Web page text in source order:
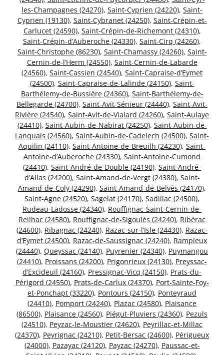
les-Champagnes (24270), Saint-Cyprien (24220), Saint-
Cyprien (19130), Saint-Cybranet (24250), Saint-Crépin-et-
Carlucet (24590), Saint-Crépin-de-Richemont (24310),
Saint-Crépin-d’Auberoche (24330), Saint-Cirq (24260),
Saint-Christophe (86230), Saint-Chamassy (24260), Saint-
Cernin-de-l’Herm (24550), Saint-Cernin-de-Labarde
(24560), Saint-Cassien (24540), Saint-Capraise-d’Eymet
(24500), Saint-Capraise-de-Lalinde (24150), Saint-
Barthélemy-de-Bussière (24360), Saint-Barthélemy-de-
Bellegarde (24700), Saint-Avit-Sénieur (24440), Saint-Avit-
Rivière (24540), Saint-Avit-de-Vialard (24260), Saint-Aulaye
(24410), Saint-Aubin-de-Nabirat (24250), Saint-Aubin-de-
Lanquais (24560), Saint-Aubin-de-Cadelech (24500), Saint-
Aquilin (24110), Saint-Antoine-de-Breuilh (24230), Saint-
Antoine-d’Auberoche (24330), Saint-Antoine-Cumond
(24410), Saint-André-de-Double (24190), Saint-André-
d’Allas (24200), Saint-Amand-de-Vergt (24380), Saint-
Amand-de-Coly (24290), Saint-Amand-de-Belvès (24170),
Saint-Agne (24520), Sagelat (24170), Sadillac (24500),
Rudeau-Ladosse (24340), Rouffignac-Saint-Cernin-de-
Reilhac (24580), Rouffignac-de-Sigoulès (24240), Ribérac
(24600), Ribagnac (24240), Razac-sur-l’Isle (24430), Razac-
d’Eymet (24500), Razac-de-Saussignac (24240), Rampieux
(24440), Queyssac (24140), Puyrenier (24340), Puymangou
(24410), Proissans (24200), Prigonrieux (24130), Preyssac-
d’Excideuil (24160), Pressignac-Vicq (24150), Prats-du-
Périgord (24550), Prats-de-Carlux (24370), Port-Sainte-Foy-
et-Ponchapt (33220), Pontours (24150), Ponteyraud
(24410), Pomport (24240), Plazac (24580), Plaisance
(86500), Plaisance (24560), Piégut-Pluviers (24360), Pezuls
(24510), Peyzac-le-Moustier (24620), Peyrillac-et-Millac
(24370), Peyrignac (24210), Petit-Bersac (24600), Périgueux
(24000), Pazayac (24120), Payzac (24270), Paussac-et-